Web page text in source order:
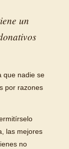
un
que nadie se
por razones
las mejores
no